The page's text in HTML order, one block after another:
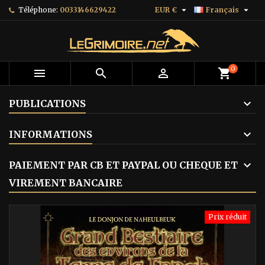
Téléphone: 0033146629422 Français 
EUR € 
   shopping_cart0
PUBLICATIONS
INFORMATIONS
PAIEMENT PAR CB ET PAYPAL OU CHEQUE ET
VIREMENT BANCAIRE
Prix réduit